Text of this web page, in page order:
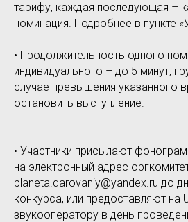
тарифу, каждая последующая –
номинация. Подробнее в пункте
• Продолжительность одного
индивидуального – до 5 минут,
случае превышения
остановить выступление.
• Участники присылают
на электронный адрес
planeta.darovaniy@yandex.ru до
конкурса, или предоставляют на
звукооператору в день